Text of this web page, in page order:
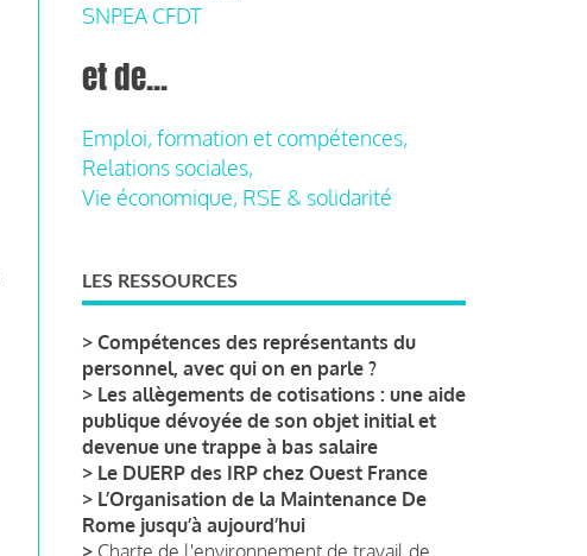
SNPEA CFDT
et de...
Emploi, formation et compétences,
Relations sociales,
Vie économique, RSE & solidarité
LES RESSOURCES
> Compétences des représentants du
personnel, avec qui on en parle ?
> Les allègements de cotisations : une aide
publique dévoyée de son objet initial et
devenue une trappe à bas salaire
> Le DUERP des IRP chez Ouest France
> L’Organisation de la Maintenance De
Rome jusqu’à aujourd’hui
> Charte de l'environnement de travail de